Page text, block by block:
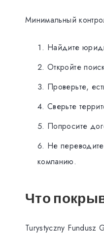
Минимальный
Найдите
Откройте
Проверьте,
Сверьте
Попросите
Не
компанию.
Что
Turystyczny Fundusz